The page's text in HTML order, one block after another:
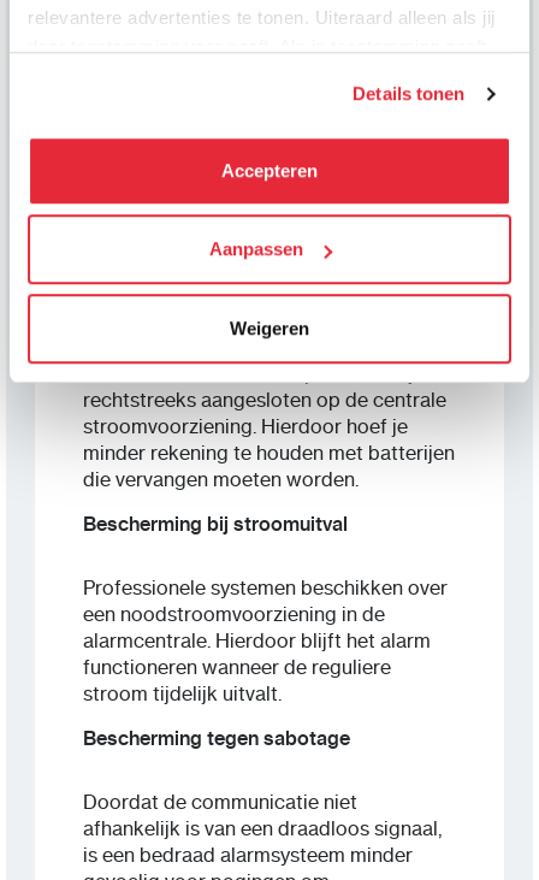
relevantere advertenties te tonen. Uiteraard alleen als jij
kunnen deze gegevens combineren met informatie die zij
kunt alle cookies accepteren, alleen noodzakelijke
We werken samen met21 derden
die uw gegevens
kunnen ontvangen en verwerken.
Details tonen
Accepteren
Aanpassen
Weigeren
die een draadloos systeem kunnen
beïnvloeden.
Minder gevoelig voor storingen
Draadloze signalen kunnen worden
verstoord door bouwmaterialen,
apparatuur of andere draadloze
communicatie. Bedrade systemen
hebben hier aanzienlijk minder last van.
rechtstreeks aangesloten op de centrale
stroomvoorziening. Hierdoor hoef je
minder rekening te houden met batterijen
die vervangen moeten worden.
Bescherming bij stroomuitval
Professionele systemen beschikken over
een noodstroomvoorziening in de
alarmcentrale. Hierdoor blijft het alarm
functioneren wanneer de reguliere
stroom tijdelijk uitvalt.
Bescherming tegen sabotage
Doordat de communicatie niet
afhankelijk is van een draadloos signaal,
is een bedraad alarmsysteem minder